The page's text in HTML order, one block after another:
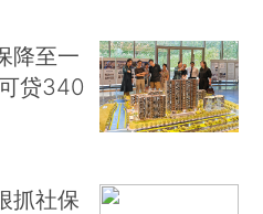
降至一
贷340
抓社保